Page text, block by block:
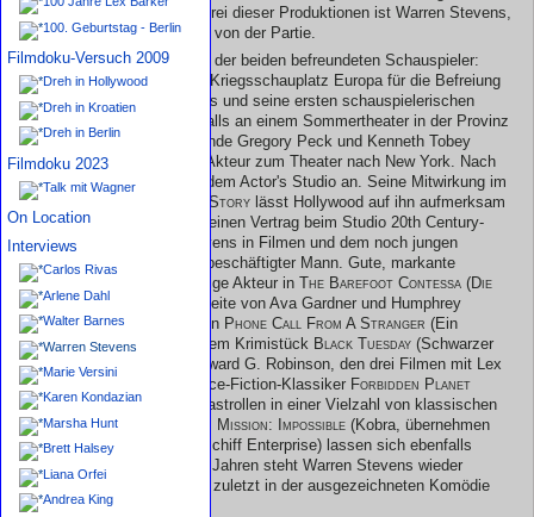
100. Geburtstag - Berlin
Filmdoku-Versuch 2009
Dreh in Hollywood
Dreh in Kroatien
Dreh in Berlin
Filmdoku 2023
Talk mit Wagner
On Location
Interviews
Carlos Rivas
Arlene Dahl
Walter Barnes
Warren Stevens
Marie Versini
Karen Kondazian
Marsha Hunt
Brett Halsey
Liana Orfei
Andrea King
Südstaatenabenteuer. Bei drei dieser Produktionen ist Warren Stevens,
wie Lex Jahrgang 1919, mit von der Partie.
Es gibt Parallelen im Leben der beiden befreundeten Schauspieler:
Auch Stevens kämpfte am Kriegsschauplatz Europa für die Befreiung
Deutschlands von den Nazis und seine ersten schauspielerischen
Gehversuche fanden ebenfalls an einem Sommertheater in der Provinz
statt. Warren Stevens Freunde Gregory Peck und Kenneth Tobey
bringen den ambitionierten Akteur zum Theater nach New York. Nach
dem Krieg schließt er sich dem Actor's Studio an. Seine Mitwirkung im
Broadway-Stück
Detective Story lässt Hollywood auf ihn aufmerksam
werden und Stevens erhält einen Vertrag beim Studio 20th Century-
Fox. Fortan ist Warren Stevens in Filmen und dem noch jungen
Medium Fernsehen ein vielbeschäftigter Mann. Gute, markante
Filmauftritte hat der vielseitige Akteur in The Barefoot Contessa (Die
barfüßige Gräfin)
an der Seite von Ava Gardner und Humphrey
Bogart, neben Bette Davis in Phone Call From A Stranger (Ein
Fremder ruft an, 1952), in dem Krimistück Black Tuesday (Schwarzer
Freitag, beide 1954) mit Edward G. Robinson, den drei Filmen mit Lex
Barker, sowie in dem Science-Fiction-Klassiker Forbidden Planet
(Alarm im Weltall, 1955). Gastrollen in einer Vielzahl von klassischen
Fernsehserien wie
Bonanza, Mission: Impossible (Kobra, übernehmen
sie) oderStar Trek
(Raumschiff Enterprise) lassen sich ebenfalls
verzeichnen. In den letzten Jahren steht Warren Stevens wieder
vermehrt vor den Kameras, zuletzt in der ausgezeichneten Komödie
Carts.